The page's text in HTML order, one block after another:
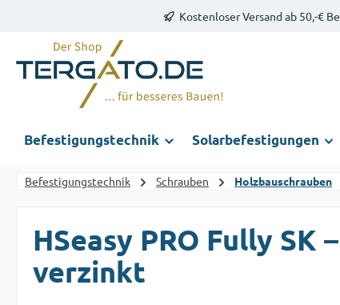
Zur Hauptnavigation springenKostenloser Versand ab 50,-€
Befestigungstechnik Solarbefestigungen
Befestigungstechnik Schrauben Holzbauschrauben
HSeasy PRO Fully SK
verzinkt